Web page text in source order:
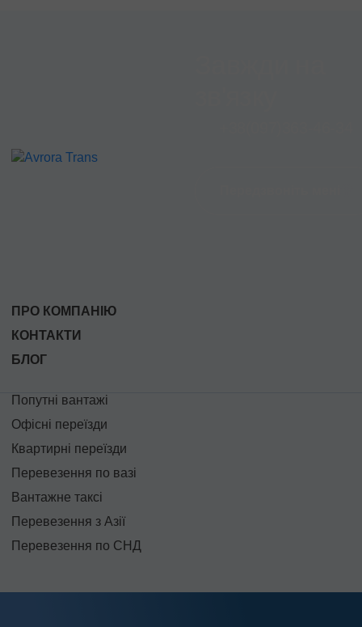
ПРО КОМПАНІЮ
КОНТАКТИ
БЛОГ
Попутні вантажі
Офісні переїзди
Квартирні переїзди
Перевезення по вазі
Вантажне таксі
Перевезення з Азії
Перевезення по СНД